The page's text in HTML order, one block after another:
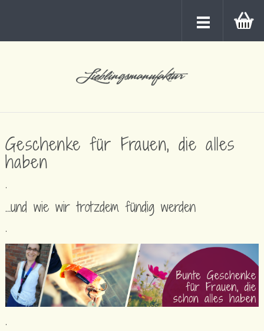
Geschenke für Frauen, die alles
haben
.
…und wie wir trotzdem fündig werden
.
.